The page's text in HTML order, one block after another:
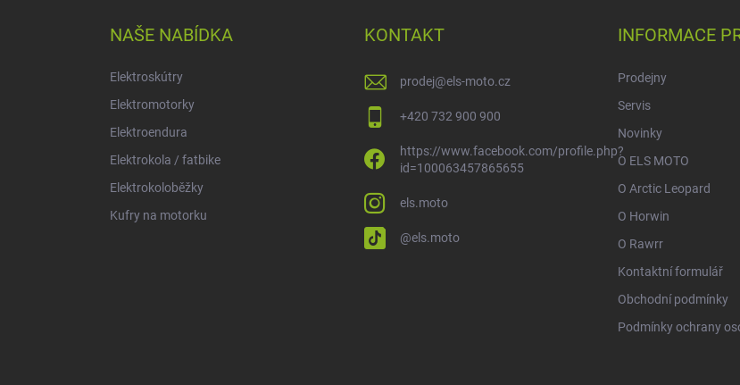
NAŠE NABÍDKA
Elektroskútry
Elektromotorky
Elektroendura
Elektrokola / fatbike
Elektrokoloběžky
Kufry na motorku
KONTAKT
prodej@els-moto.cz
+420 732 900 900
https://www.facebook.com/profile.php?
id=100063457865655
els.moto
@els.moto
INFORMACE
Prodejny
Servis
Novinky
O ELS MOTO
O Arctic Leopard
O Horwin
O Rawrr
Kontaktní formulář
Obchodní podmínky
Podmínky ochrany